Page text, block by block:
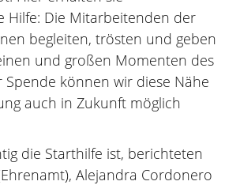
Hilfe: Die Mitarbeitenden der
begleiten, trösten und geben
und großen Momenten des
Spende können wir diese Nähe
auch in Zukunft möglich
die Starthilfe ist, berichteten
Alejandra Cordonero